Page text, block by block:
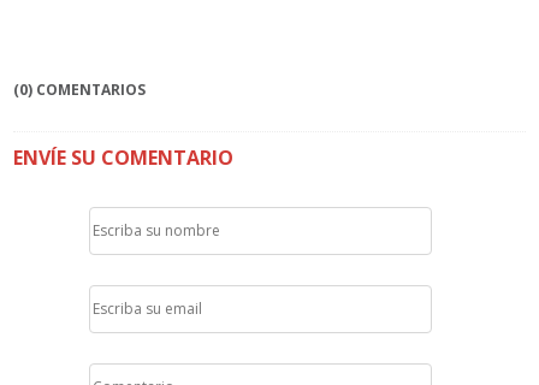
(0) COMENTARIOS
ENVÍE SU COMENTARIO